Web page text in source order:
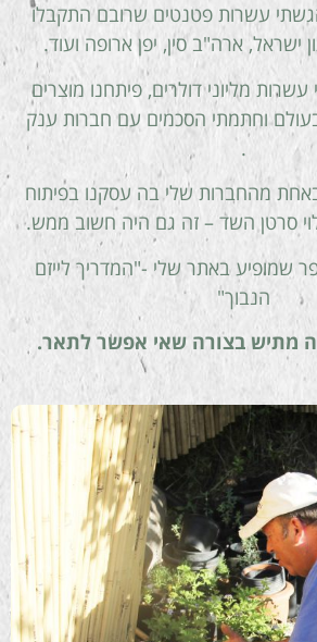
עשרות פטנטים שרובם התקבלו
ישראל, ארה"ב סין, יפן ארופה ועוד.
מליוני דולרים, פיתחנו מוצרים
וחתמתי הסכמים עם חברות ענק
.
מהחברות שלי בה עסקנו בפיתוח
סרטן השד – זה גם היה חשוב ממש.
שמופיע באתר שלי -"המדריך לייזם
הנבוך"
מתיש בצורה שאי אפשר לתאר.